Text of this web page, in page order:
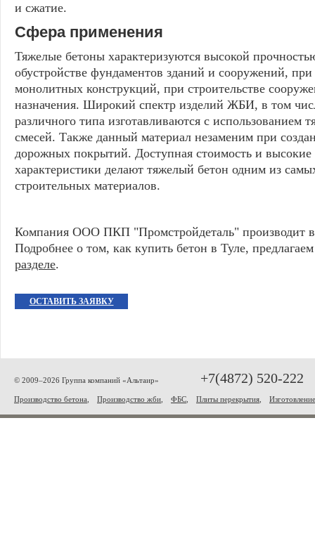
и сжатие.
Сфера применения
Тяжелые бетоны характеризуются высокой
обустройстве фундаментов зданий и сооружений,
монолитных конструкций, при строительстве
назначения. Широкий спектр изделий ЖБИ, в том
различного типа изготавливаются с использованием
смесей. Также данный материал незаменим при
дорожных покрытий. Доступная стоимость и высокие
характеристики делают тяжелый бетон одним из
строительных материалов.
Компания ООО ПКП "Промстройдеталь" производит
Подробнее о том, как купить бетон в Туле,
разделе.
ОСТАВИТЬ ЗАЯВКУ
© 2009–2026 Группа компаний «Альтаир»
Производство бетона Производство жби ФБС Плиты перекрытия
+7(4872) 520-222